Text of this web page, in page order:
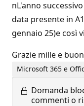
nL'anno
data presente in
gennaio 25)e così
Grazie mille e
Microsoft 365 e
Domanda
commenti o